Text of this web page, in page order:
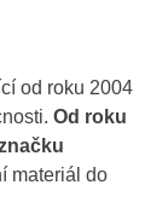
od roku 2004
Od roku
materiál do